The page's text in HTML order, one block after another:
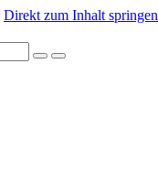
Direkt zum Inhalt springen